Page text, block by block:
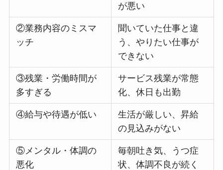
が悪い
②業務内容のミスマ
ッチ
聞いていた仕事と違
う、やりたい仕事が
できない
③残業・労働時間が
多すぎる
サービス残業が常態
化、休日も出勤
④給与や待遇が低い
生活が厳しい、昇給
の見込みがない
⑤メンタル・体調の
悪化
毎朝吐き気、うつ症
状、体調不良が続く